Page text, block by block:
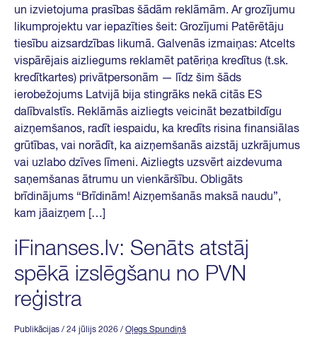
un izvietojuma prasības šādām reklāmām. Ar grozījumu
likumprojektu var iepazīties šeit: Grozījumi Patērētāju
tiesību aizsardzības likumā. Galvenās izmaiņas: Atcelts
vispārējais aizliegums reklamēt patēriņa kredītus (t.sk.
kredītkartes) privātpersonām — līdz šim šāds
ierobežojums Latvijā bija stingrāks nekā citās ES
dalībvalstīs. Reklāmās aizliegts veicināt bezatbildīgu
aizņemšanos, radīt iespaidu, ka kredīts risina finansiālas
grūtības, vai norādīt, ka aizņemšanās aizstāj uzkrājumus
vai uzlabo dzīves līmeni. Aizliegts uzsvērt aizdevuma
saņemšanas ātrumu un vienkāršību. Obligāts
brīdinājums “Brīdinām! Aizņemšanās maksā naudu”,
kam jāaizņem […]
iFinanses.lv: Senāts atstāj
spēkā izslēgšanu no PVN
reģistra
Publikācijas / 24 jūlijs 2026 / Oļegs Spundiņš